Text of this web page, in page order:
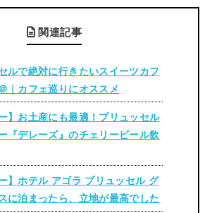
関連記事
ルで絶対に行きたいスイーツカフ
｜カフェ巡りにオススメ
】お土産にも最適！ブリュッセル
『デレーズ』のチェリービール飲
】ホテル アゴラ ブリュッセル グ
に泊まったら、立地が最高でした